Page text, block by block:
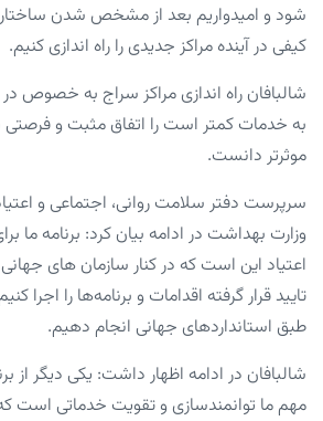
شود و امیدواریم بعد از مشخص شدن
کیفی در آینده مراکز جدیدی را راه اندازی کنیم.
شالبافان راه اندازی مراکز سراج به خصوص
به خدمات کمتر است را اتفاق مثبت و فرصتی
موثرتر دانست.
سرپرست دفتر سلامت روانی، اجتماعی و
وزارت بهداشت در ادامه بیان کرد: برنامه
اعتیاد این است که در کنار سازمان های
تایید قرار گرفته اقدامات و برنامه‌ها را اجرا
طبق استانداردهای جهانی انجام دهیم.
شالبافان در ادامه اظهار داشت: یکی دیگر
مهم ما توانمندسازی و تقویت خدماتی است